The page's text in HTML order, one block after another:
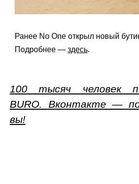
Ранее No One открыл новый
Подробнее — здесь.
100 тысяч человек
BURO. Вконтакте —
вы!